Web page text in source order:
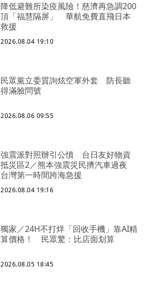
降低避難所染疫風險！慈濟再急調200
頂「福慧隔屏」 華航免費直飛日本
救援
2026.08.04 19:10
民眾黨立委質詢炫空軍外套 防長聽
得滿臉問號
2026.08.06 09:55
強震派對照辦引公憤 台日友好物資
抵災區2／熊本強震災民擠汽車過夜
台灣第一時間跨海急援
2026.08.04 19:16
獨家／24H不打烊「回收手機」靠AI精
算價格！ 民眾驚：比店面划算
2026.08.05 18:45